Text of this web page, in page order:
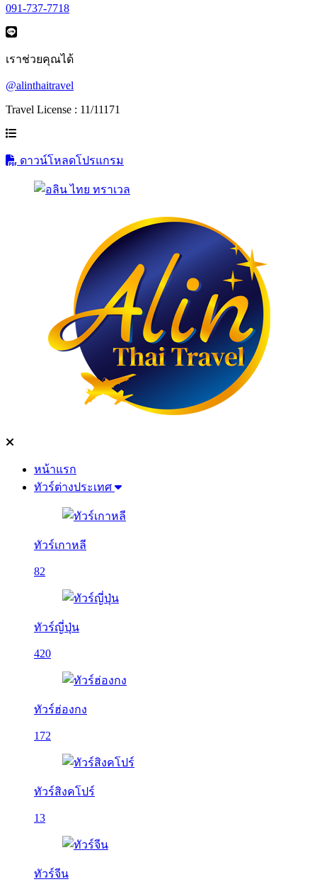
091-737-7718
เราช่วยคุณได้
@alinthaitravel
Travel License : 11/11171
ดาวน์โหลดโปรแกรม
หน้าแรก
ทัวร์ต่างประเทศ
ทัวร์เกาหลี
82
ทัวร์ญี่ปุ่น
420
ทัวร์ฮ่องกง
172
ทัวร์สิงคโปร์
13
ทัวร์จีน